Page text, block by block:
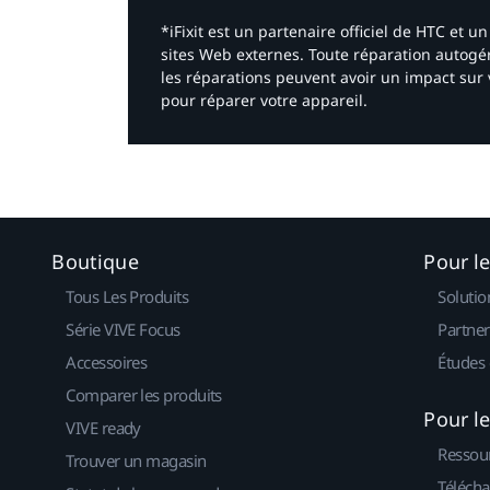
*iFixit est un partenaire officiel de HTC et
sites Web externes. Toute réparation
les réparations peuvent avoir un impact
pour réparer votre appareil.​
Boutique
Tous Les Produits
Série VIVE Focus
Accessoires
Comparer les produits
VIVE ready
Trouver un magasin
Pour
Études
Pour